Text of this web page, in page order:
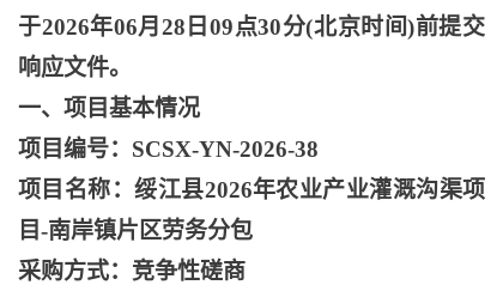
于2026年06月28日09点30分(北京时间)前提交
响应文件。
一、项目基本情况
项目编号： SCSX-YN-2026-38
项目名称：绥江县2026年农业产业灌溉沟渠项
目-南岸镇片区劳务分包
采购方式：竞争性磋商